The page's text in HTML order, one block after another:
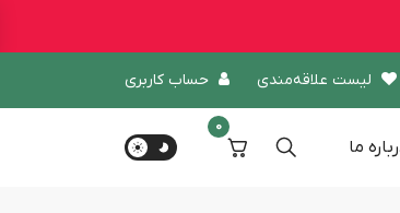
لیست علاقه‌مندی حساب کاربری
ما
0